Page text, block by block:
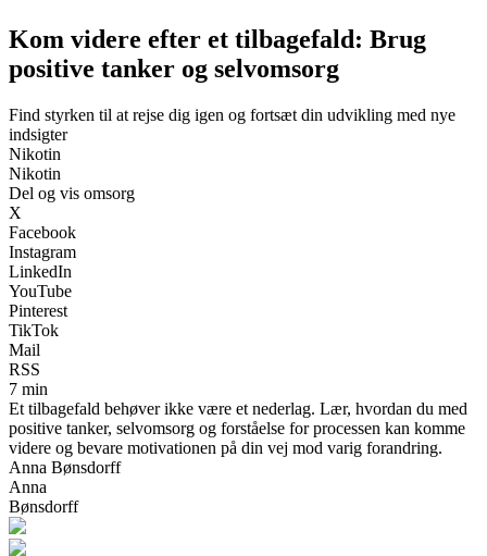
Kom videre efter et tilbagefald: Brug
positive tanker og selvomsorg
Find styrken til at rejse dig igen og fortsæt din udvikling med nye
indsigter
Nikotin
Nikotin
Del og vis omsorg
X
Facebook
Instagram
LinkedIn
YouTube
Pinterest
TikTok
Mail
RSS
7 min
Et tilbagefald behøver ikke være et nederlag. Lær, hvordan du med
positive tanker, selvomsorg og forståelse for processen kan komme
videre og bevare motivationen på din vej mod varig forandring.
Anna Bønsdorff
Anna
Bønsdorff